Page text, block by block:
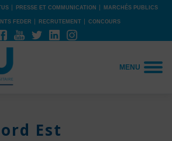
PRESSE ET COMMUNICATION MARCHÉS PUBLICS
FEDER RECRUTEMENT CONCOURS
MENU
Est